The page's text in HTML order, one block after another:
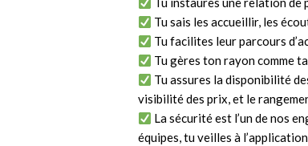
Tu sais les accueillir, les
Tu facilites leur parcours
Tu gères ton rayon comme
Tu assures la disponibilité
visibilité des prix, et le
La sécurité est l’un de nos
équipes, tu veilles à